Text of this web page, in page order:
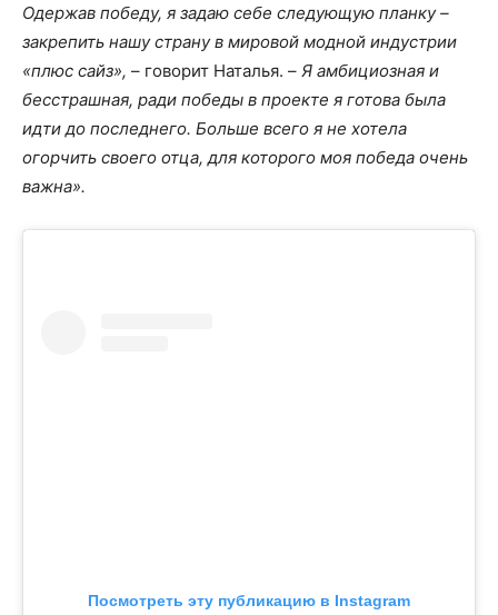
Одержав победу, я задаю себе следующую планку –
закрепить нашу страну в мировой модной индустрии
«плюс сайз», – говорит Наталья. – Я амбициозная и
бесстрашная, ради победы в проекте я готова была
идти до последнего. Больше всего я не хотела
огорчить своего отца, для которого моя победа очень
важна».
Посмотреть эту публикацию в Instagram